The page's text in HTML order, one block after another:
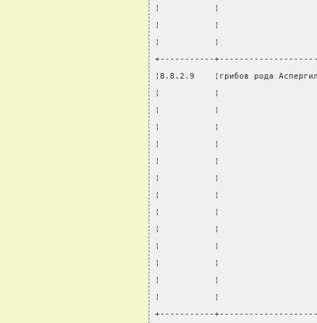
¦           ¦
¦           ¦
¦           ¦
+-----------
¦8.8.2.9    ¦грибов рода
¦           ¦
¦           ¦
¦           ¦
¦           ¦
¦           ¦
¦           ¦
¦           ¦
¦           ¦
¦           ¦
¦           ¦
¦           ¦
¦           ¦
¦           ¦
+-----------